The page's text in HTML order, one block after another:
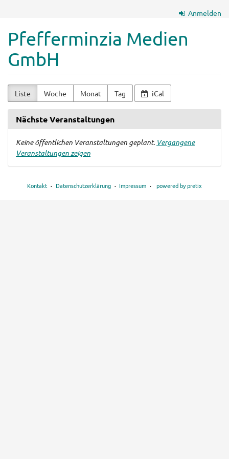
Inhalt
springen
Anmelden
Pfefferminzia Medien
GmbH
Liste Woche Monat Tag iCal
Nächste Veranstaltungen
Keine öffentlichen Veranstaltungen geplant. Vergangene
Veranstaltungen zeigen
Kontakt Datenschutzerklärung Impressum powered by pretix